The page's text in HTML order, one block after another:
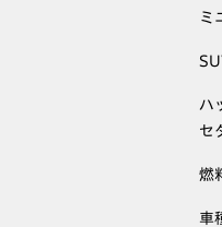
ミ
ハ
セ
燃
車